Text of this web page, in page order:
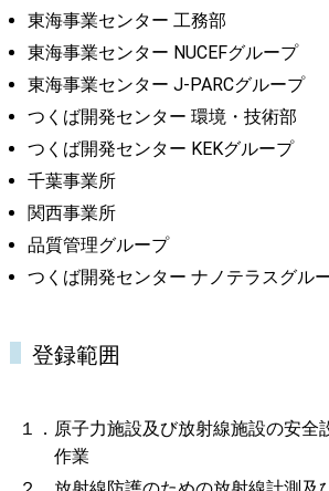
東海事業センター 工務部
東海事業センター NUCEFグループ
東海事業センター J-PARCグループ
つくば開発センター 環境・技術部
つくば開発センター KEKグループ
千葉事業所
関西事業所
品質管理グループ
つくば開発センター ナノテラスグル
登録範囲
１．原子力施設及び放射線施設の安全
作業